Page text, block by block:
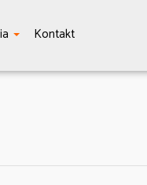
Kontakt